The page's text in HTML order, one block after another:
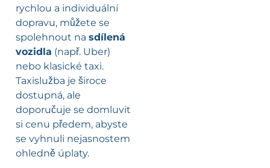
rychlou a individuální
dopravu, můžete se
spolehnout na sdílená
vozidla (např. Uber)
nebo klasické taxi.
Taxislužba je široce
dostupná, ale
doporučuje se domluvit
si cenu předem, abyste
se vyhnuli nejasnostem
ohledně úplaty.